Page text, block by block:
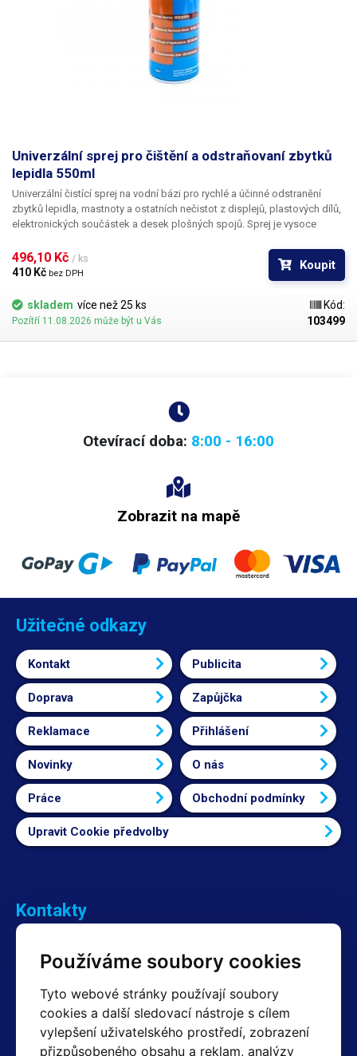
Používáme soubory cookies
Tyto webové stránky používají soubory
cookies a další sledovací nástroje s cílem
vylepšení uživatelského prostředí, zobrazení
přizpůsobeného obsahu a reklam, analýzy
Univerzální sprej pro čištění a odstraňovaní zbytků
lepidla 550ml
Univerzální čistící sprej na vodní bázi pro rychlé a účinné odstranění
zbytků lepidla, mastnoty a ostatních nečistot z displejů, plastových dílů,
elektronických součástek a desek plošných spojů. Sprej je vysoce
díly. Díky schopnosti spreje rozpouštět lepidlo,
je výborný pro sundávání
poškozených displejů mobilních telefonů a tabletů
, sprej nerozpouští
plasty, rychle se vypařuje a nepůsobí korozivně na DPS a elektroniku,
jednoduše naneste sprej kolem displeje v místě mezi housingem a
displejem, sprej uvolní lepidlo, na kterém drží displej a následně je
možné jej nenásilně a jednoduše oddělit od těla přístroje. Je
také pro čištění DPS a elektronických kontaktů, displejů mobilních
aplikaci spreje na horké povrchy, přístroje pod napětím nebo v blízkosti
550ml
496,10 Kč / ks
410 Kč bez DPH
Koupit
skladem více než 25 ks
Pozítří 11.08.2026 může být u Vás
Kód:
103499
Otevírací doba: 8:00 - 16:00
Zobrazit na mapě
Užitečné odkazy
Kontakt Publicita
Doprava Zapůjčka
Reklamace Přihlášení
Novinky O nás
Práce Obchodní podmínky
Upravit Cookie předvolby
Kontakty
+420 603 357 606 +420 605 234 204
Fakturační a expediční oddělení
+420 605 259 759 (Po–Pá: 7:30 – 15:00)
Technické oddělení